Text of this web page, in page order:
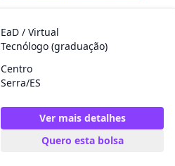
EaD / Virtual
Tecnólogo (graduação)
Centro
Serra/ES
Ver mais detalhes
Quero esta bolsa